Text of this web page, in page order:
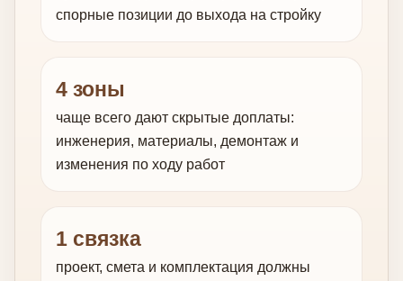
спорные позиции до выхода на стройку
4 зоны
чаще всего дают скрытые доплаты:
инженерия, материалы, демонтаж и
изменения по ходу работ
1 связка
проект, смета и комплектация должны